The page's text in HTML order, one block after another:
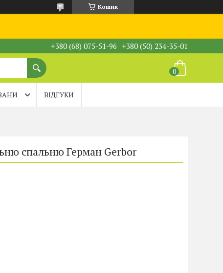
Кошик
+380 (68) 075-51-96 +380 (50) 234-35-01
ВІДГУКИ
спальню Герман Gerbor